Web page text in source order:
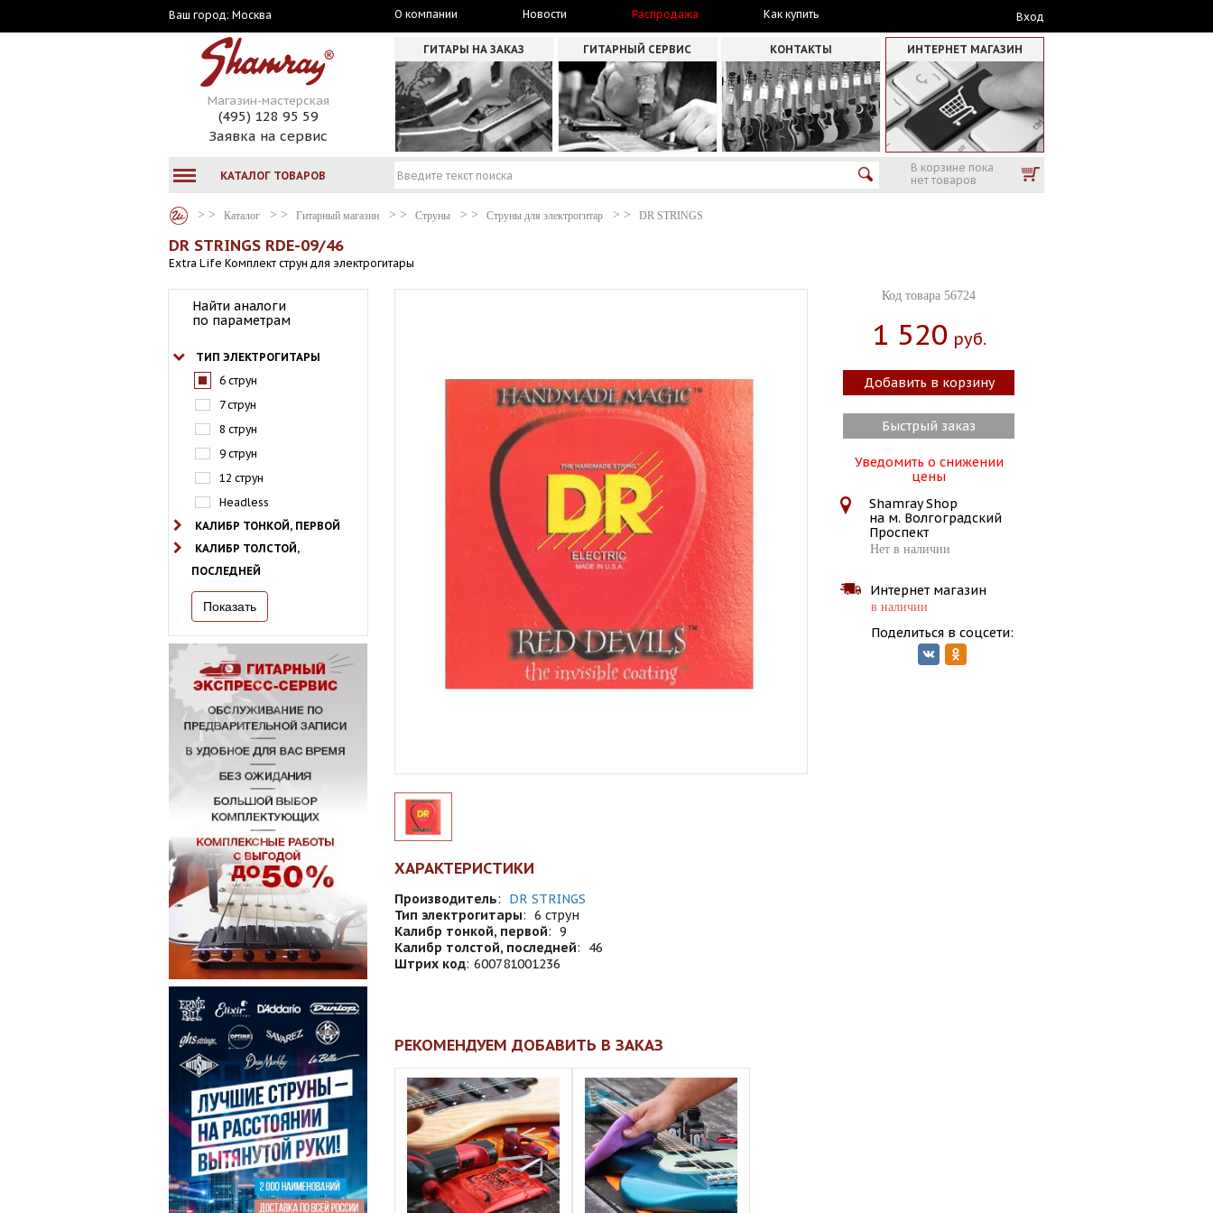
Ваш город: Москва О компании Новости Распродажа Как купить Вход
Магазин-мастерская
(495) 128 95 59
Заявка на сервис
ГИТАРЫ НА ЗАКАЗ ГИТАРНЫЙ СЕРВИС КОНТАКТЫ ИНТЕРНЕТ МАГАЗИН
КАТАЛОГ ТОВАРОВ
В корзине пока
нет товаров
Каталог Гитарный магазин Струны Струны для электрогитар DR STRINGS
DR STRINGS RDE-09/46
Extra Life Комплект струн для электрогитары
Найти аналоги
по параметрам
ТИП ЭЛЕКТРОГИТАРЫ
6 струн
7 струн
8 струн
9 струн
12 струн
Headless
КАЛИБР ТОНКОЙ, ПЕРВОЙ
КАЛИБР ТОЛСТОЙ,
ПОСЛЕДНЕЙ
Код товара 56724
1 520 Руб.
Добавить в корзину
Быстрый заказ
Уведомить о снижении
цены
Shamray Shop
на м. Волгоградский
Проспект
Нет в наличии
Интернет магазин
в наличии
Поделиться в соцсети:
ХАРАКТЕРИСТИКИ
Производитель:
DR STRINGS
Тип электрогитары: 6 струн
Калибр тонкой, первой: 9
Калибр толстой, последней:
46
Штрих код: 600781001236
РЕКОМЕНДУЕМ ДОБАВИТЬ В ЗАКАЗ